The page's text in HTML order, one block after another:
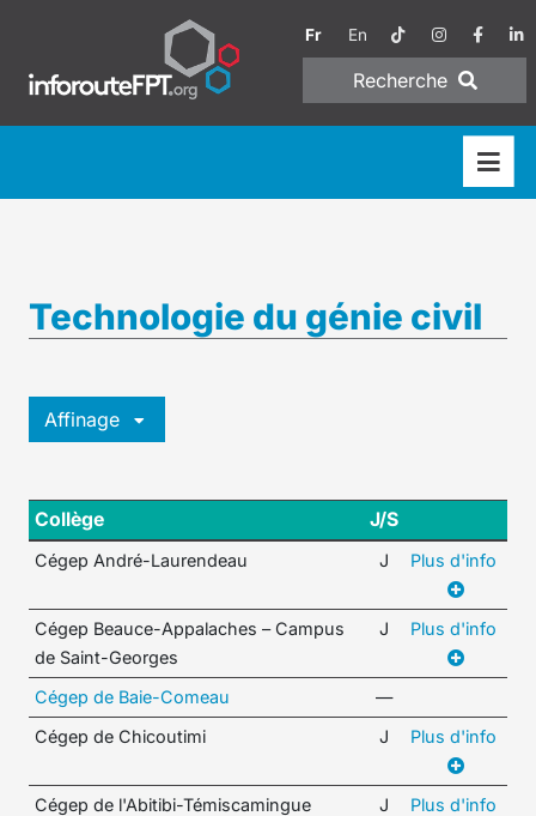
Fr En
Recherche
Technologie du génie civil
Affinage
Collège J/S
Cégep André-Laurendeau J Plus d'info
Cégep Beauce-Appalaches – Campus
de Saint-Georges
J Plus d'info
Cégep de Baie-Comeau
—
Cégep de Chicoutimi
J Plus d'info
Cégep de l'Abitibi-Témiscamingue J Plus d'info